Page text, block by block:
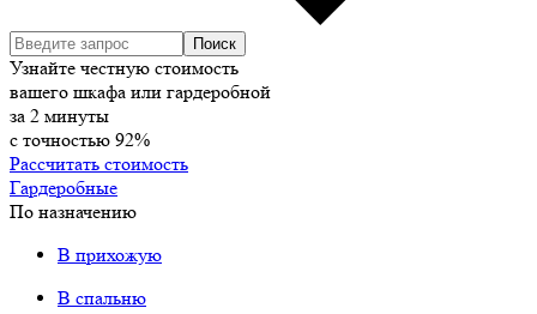
Узнайте честную стоимость
вашего шкафа или гардеробной
за 2 минуты
с точностью 92%
Рассчитать стоимость
Гардеробные
По назначению
В прихожую
В спальню